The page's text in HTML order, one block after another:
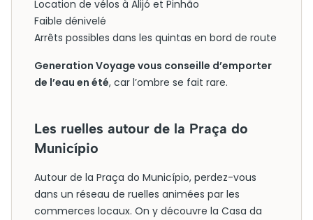
Location de vélos à Alijó et Pinhão
Faible dénivelé
Arrêts possibles dans les quintas en bord de route
Generation Voyage vous conseille d’emporter
de l’eau en été, car l’ombre se fait rare.
Les ruelles autour de la Praça do
Município
Autour de la Praça do Município, perdez-vous
dans un réseau de ruelles animées par les
commerces locaux. On y découvre la Casa da